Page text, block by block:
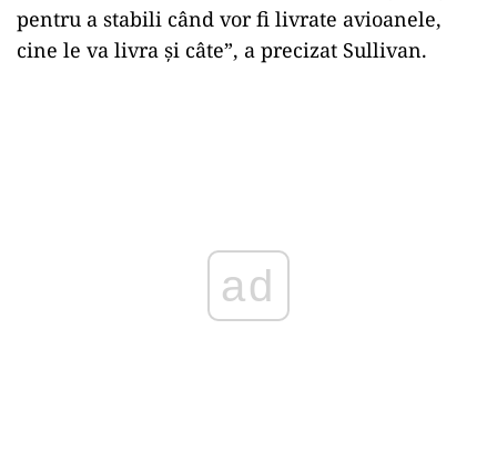
pentru a stabili când vor fi livrate avioanele,
cine le va livra şi câte”, a precizat Sullivan.
ad